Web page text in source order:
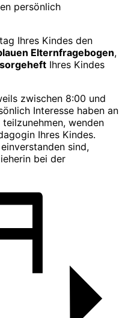
persönlich
Ihres Kindes den
Elternfragebogen,
Ihres Kindes
zwischen 8:00 und
Interesse haben an
wenden
Ihres Kindes.
sind,
bei der